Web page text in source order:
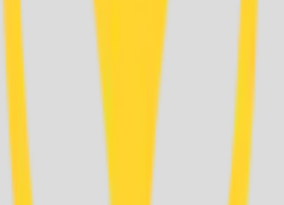
이영은
서울특별시 강남구 테헤란로114길
사업자등록번호 :
486-88-00482
e-mail :
help@drivingzone.co.kr